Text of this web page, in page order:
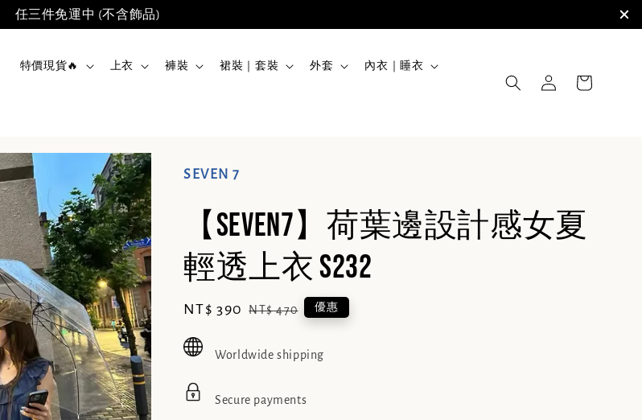
任三件免運中 (不含飾品)
特價現貨🔥 上衣 褲裝 裙裝｜套裝 外套 內衣｜睡衣
SEVEN 7
【SEVEN7】荷葉邊設計感女夏
輕透上衣 S232
Sale
NT$ 390 Regular
NT$ 470 優惠
Worldwide shipping
Secure payments